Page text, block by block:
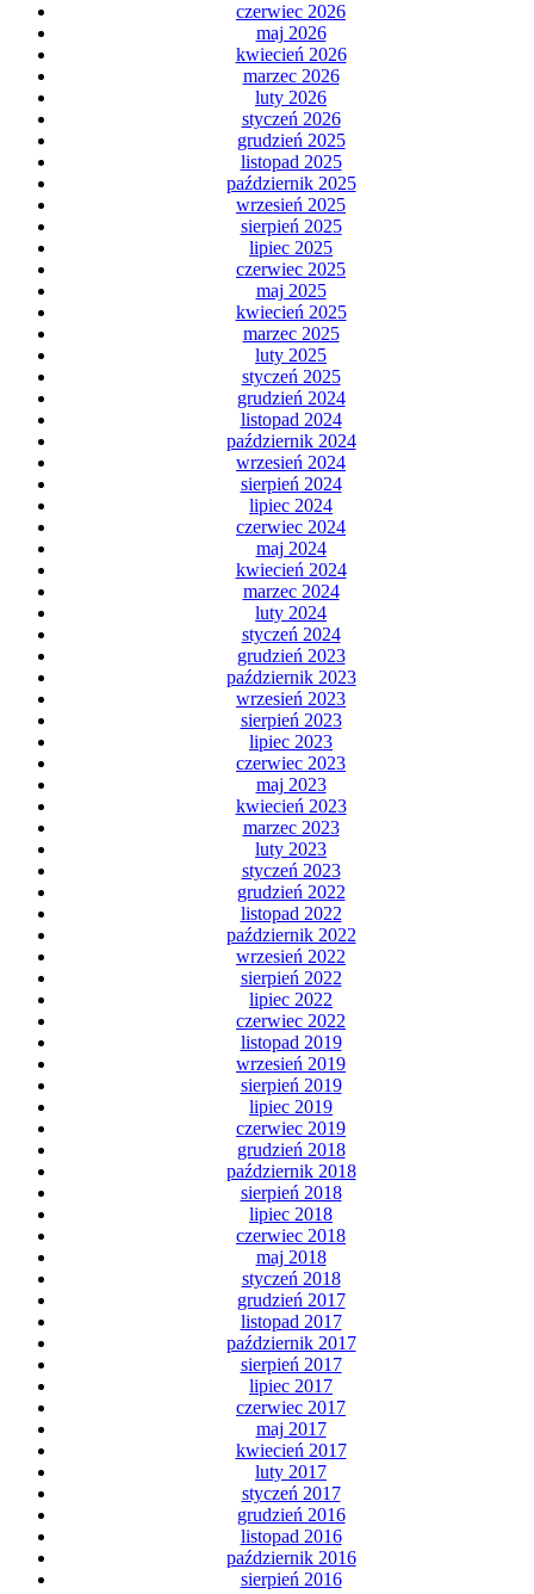
czerwiec 2026
maj 2026
kwiecień 2026
marzec 2026
luty 2026
styczeń 2026
grudzień 2025
listopad 2025
październik 2025
wrzesień 2025
sierpień 2025
lipiec 2025
czerwiec 2025
maj 2025
kwiecień 2025
marzec 2025
luty 2025
styczeń 2025
grudzień 2024
listopad 2024
październik 2024
wrzesień 2024
sierpień 2024
lipiec 2024
czerwiec 2024
maj 2024
kwiecień 2024
marzec 2024
luty 2024
styczeń 2024
grudzień 2023
październik 2023
wrzesień 2023
sierpień 2023
lipiec 2023
czerwiec 2023
maj 2023
kwiecień 2023
marzec 2023
luty 2023
styczeń 2023
grudzień 2022
listopad 2022
październik 2022
wrzesień 2022
sierpień 2022
lipiec 2022
czerwiec 2022
listopad 2019
wrzesień 2019
sierpień 2019
lipiec 2019
czerwiec 2019
grudzień 2018
październik 2018
sierpień 2018
lipiec 2018
czerwiec 2018
maj 2018
styczeń 2018
grudzień 2017
listopad 2017
październik 2017
sierpień 2017
lipiec 2017
czerwiec 2017
maj 2017
kwiecień 2017
luty 2017
styczeń 2017
grudzień 2016
listopad 2016
październik 2016
sierpień 2016